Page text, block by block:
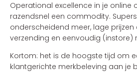
Operational excellence in je online
razendsnel een commodity.
onderscheidend meer, lage prijzen
verzending en eenvoudig (instore)
Kortom: het is de hoogste tijd om
klantgerichte merkbeleving aan je